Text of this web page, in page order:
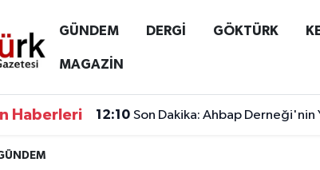
GÜNDEM DERGİ GÖKTÜRK
MAGAZİN
Haberleri 12:10 Son Dakika: Ahbap Derneği'nin